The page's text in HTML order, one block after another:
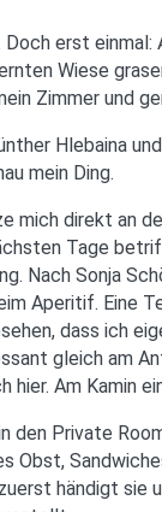
erst
Wiese
Zimmer und
Hlebaina
mein Ding.
direkt an
Tage
Nach Sonja
Aperitif. Eine
dass ich
gleich am
hier. Am
den Private
händigt